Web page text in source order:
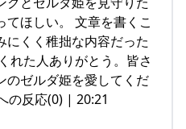
ほしい。 文章を書くこ
にくく稚拙な内容だった
れた人ありがとう。皆さ
のゼルダ姫を愛してくだ
の反応(0) | 20:21